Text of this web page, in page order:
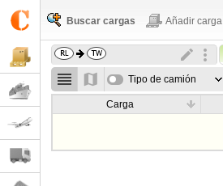
Buscar cargas Añadir carga
Tipo de camión
Carga